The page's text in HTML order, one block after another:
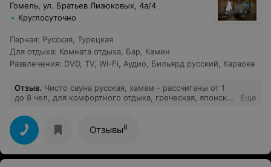
внимательный. Нам очень понравилось! Получили
огромную зарядку для рабочей недели. Отдельное
Гомель, ул. Братьев Лизюковых, 4а/4
Круглосуточно
Парная: Русская Турецкая
Для отдыха: Комната отдыха Бар
Камин
Развлечения: DVD, TV Wi-Fi Аудио Бильярд русский Караоке
Отзыв. Чисто сауна русская, хамам - рассчитаны от 1
до 8 чел, для комфортного отдыха, греческая, японская
человек, а от количества часов посещения.
Еще
Отзывы8